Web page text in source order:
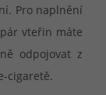
Pro naplnění
vteřin máte
odpojovat z
cigaretě.